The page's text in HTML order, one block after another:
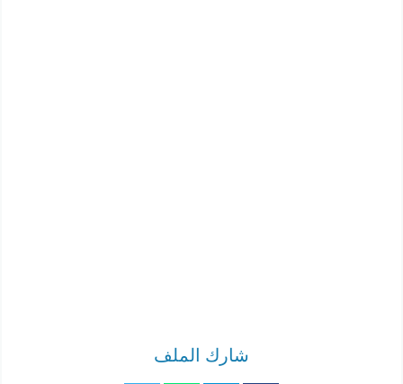
شارك الملف